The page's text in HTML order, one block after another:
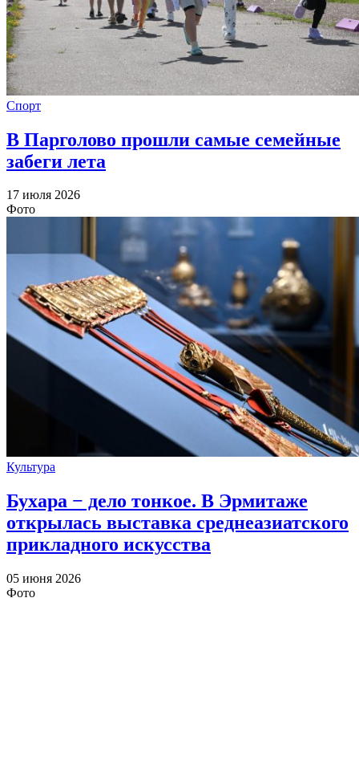
Спорт
В Парголово прошли самые семейные
забеги лета
17 июля 2026
Фото
Культура
Бухара − дело тонкое. В Эрмитаже
открылась выставка среднеазиатского
прикладного искусства
05 июня 2026
Фото